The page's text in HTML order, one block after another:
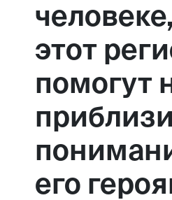
этот
помогут
его